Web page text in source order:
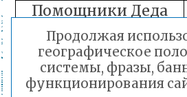
Помощники Деда
Мороза
(мини выставка)
Новогодний Огонек
Продолжая
географическое
системы, фразы,
функционирования